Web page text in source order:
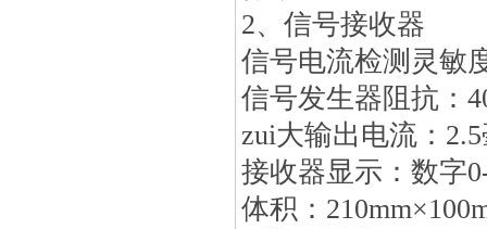
2、信号接收器
信号电流检测灵敏
信号发生器阻抗：
zui大输出电流：
接收器显示：数字
体积：